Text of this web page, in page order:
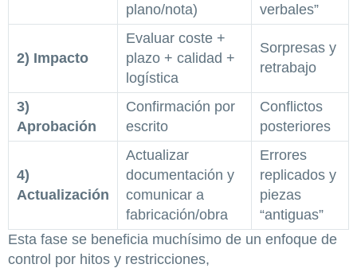
plano/nota)
verbales”
2) Impacto
Evaluar coste +
plazo + calidad +
logística
Sorpresas y
retrabajo
3)
Aprobación
Confirmación por
escrito
Conflictos
posteriores
4)
Actualización
Actualizar
documentación y
comunicar a
fabricación/obra
Errores
replicados y
piezas
“antiguas”
Esta fase se beneficia muchísimo de un enfoque de
control por hitos y restricciones,